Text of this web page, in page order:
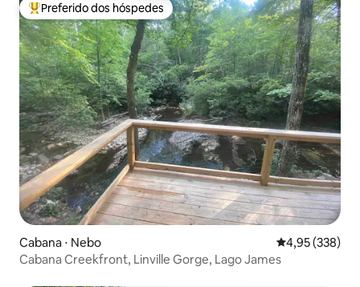
Entre os melhores preferidos dos hóspedes
Preferido dos hóspedes
Cabana ⋅ Nebo 4,95 de uma
4,95 (338)
Cabana Creekfront, Linville Gorge, Lago James